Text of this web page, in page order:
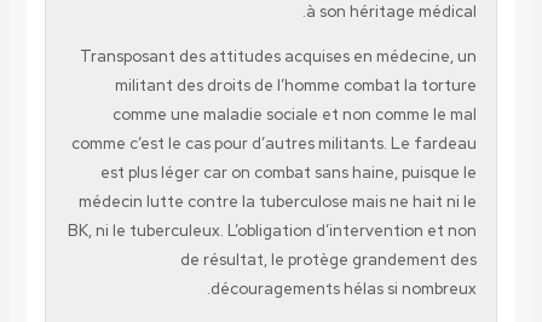
à son héritage médical.
Transposant des attitudes acquises en médecine, un
militant des droits de l’homme combat la torture
comme une maladie sociale et non comme le mal
comme c’est le cas pour d’autres militants. Le fardeau
est plus léger car on combat sans haine, puisque le
médecin lutte contre la tuberculose mais ne hait ni le
BK, ni le tuberculeux. L’obligation d’intervention et non
de résultat, le protège grandement des
découragements hélas si nombreux.